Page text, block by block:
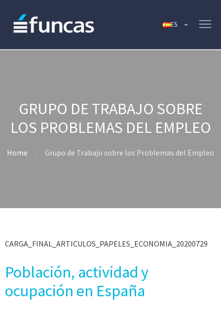
GRUPO DE TRABAJO SOBRE
LOS PROBLEMAS DEL EMPLEO
Home Grupo de Trabajo sobre los Problemas del Empleo
CARGA_FINAL_ARTICULOS_PAPELES_ECONOMIA_20200729
Población, actividad y
ocupación en España